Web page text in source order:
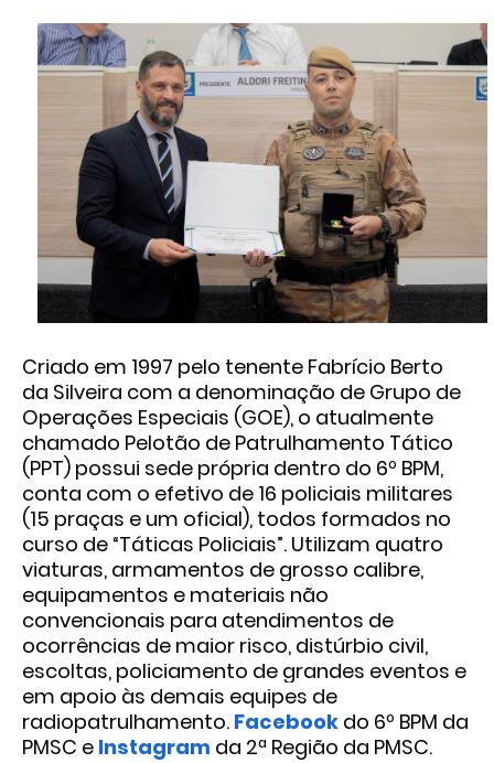
Criado em 1997 pelo tenente Fabrício Berto
da Silveira com a denominação de Grupo de
Operações Especiais (GOE), o atualmente
chamado Pelotão de Patrulhamento Tático
(PPT) possui sede própria dentro do 6º BPM,
conta com o efetivo de 16 policiais militares
(15 praças e um oficial), todos formados no
curso de “Táticas Policiais”. Utilizam quatro
viaturas, armamentos de grosso calibre,
equipamentos e materiais não
convencionais para atendimentos de
ocorrências de maior risco, distúrbio civil,
escoltas, policiamento de grandes eventos e
em apoio às demais equipes de
radiopatrulhamento. Facebook do 6º BPM da
PMSC e Instagram da 2ª Região da PMSC.